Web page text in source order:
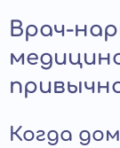
Врач-
Когда